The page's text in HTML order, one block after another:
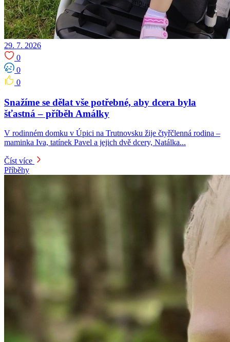
29. 7. 2026
0
0
0
Snažíme se dělat vše potřebné, aby dcera byla
šťastná – příběh Amálky
V rodinném domku v Úpici na Trutnovsku žije čtyřčlenná rodina –
maminka Iva, tatínek Pavel a jejich dvě dcery, Natálka...
Číst více
Příběhy